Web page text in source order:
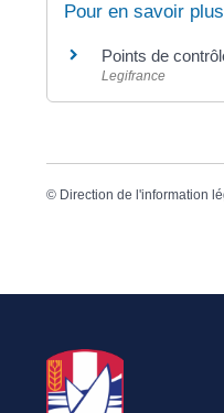
Pour en savoir plus
Points de
Legifrance
© Direction de l'information